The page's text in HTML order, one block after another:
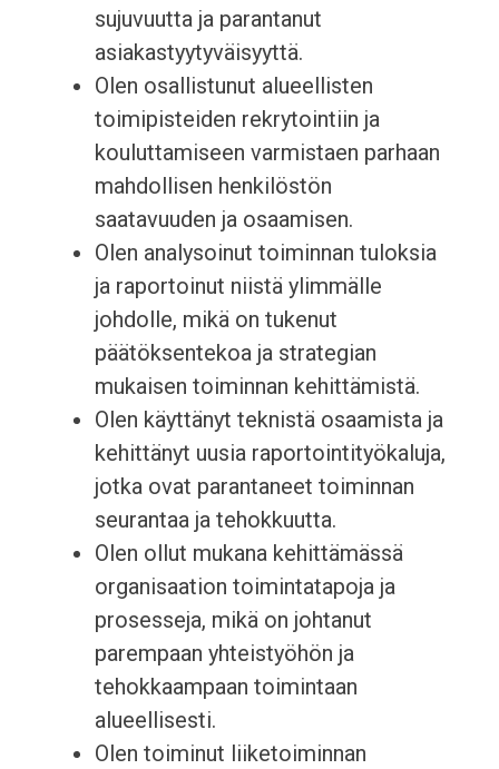
sujuvuutta ja parantanut
asiakastyytyväisyyttä.
Olen osallistunut alueellisten
toimipisteiden rekrytointiin ja
kouluttamiseen varmistaen parhaan
mahdollisen henkilöstön
saatavuuden ja osaamisen.
Olen analysoinut toiminnan tuloksia
ja raportoinut niistä ylimmälle
johdolle, mikä on tukenut
päätöksentekoa ja strategian
mukaisen toiminnan kehittämistä.
Olen käyttänyt teknistä osaamista ja
kehittänyt uusia raportointityökaluja,
jotka ovat parantaneet toiminnan
seurantaa ja tehokkuutta.
Olen ollut mukana kehittämässä
organisaation toimintatapoja ja
prosesseja, mikä on johtanut
parempaan yhteistyöhön ja
tehokkaampaan toimintaan
alueellisesti.
Olen toiminut liiketoiminnan